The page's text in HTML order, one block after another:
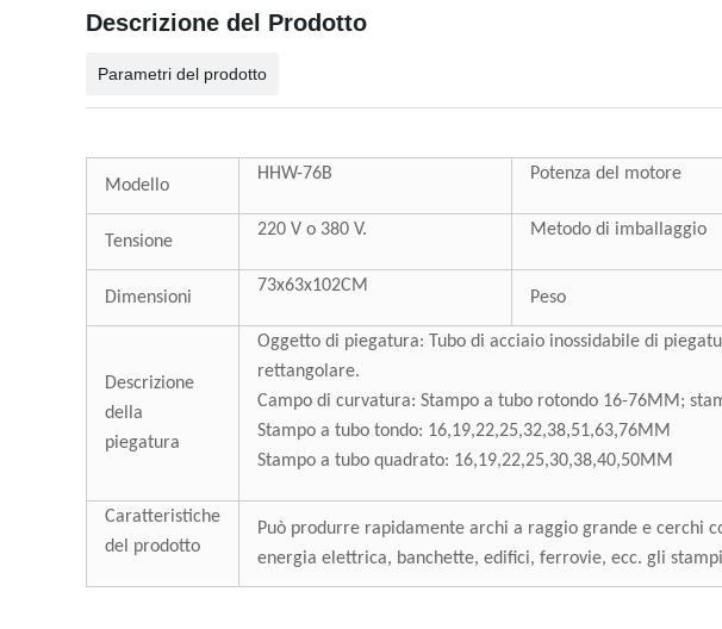
Descrizione del Prodotto
Parametri del prodotto
Modello
HHW-76B Potenza del motore
Tensione
220 V o 380 V. Metodo di imballaggio
Dimensioni
73x63x102CM
Peso
Descrizione
della
piegatura
Oggetto di piegatura: Tubo di acciaio inossidabile di
rettangolare.
Campo di curvatura: Stampo a tubo rotondo 16-76MM;
Stampo a tubo tondo: 16,19,22,25,32,38,51,63,76MM
Stampo a tubo quadrato: 16,19,22,25,30,38,40,50MM
Caratteristiche
del prodotto
Può produrre rapidamente archi a raggio grande e cerchi
energia elettrica, banchette, edifici, ferrovie, ecc. gli